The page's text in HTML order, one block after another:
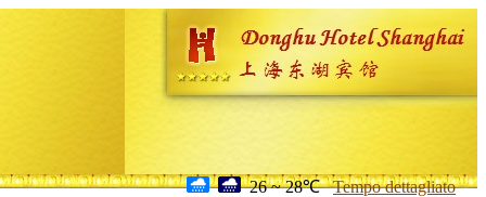
26 ~ 28℃ Tempo dettagliato